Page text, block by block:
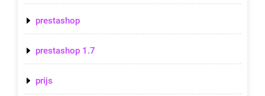
prestashop
prestashop 1.7
prijs